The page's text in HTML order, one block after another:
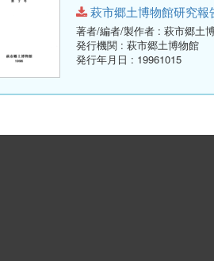
萩市郷土博物館研究報
著者/編者/製作者 : 萩市郷土
発行機関 : 萩市郷土博物館
発行年月日 : 19961015